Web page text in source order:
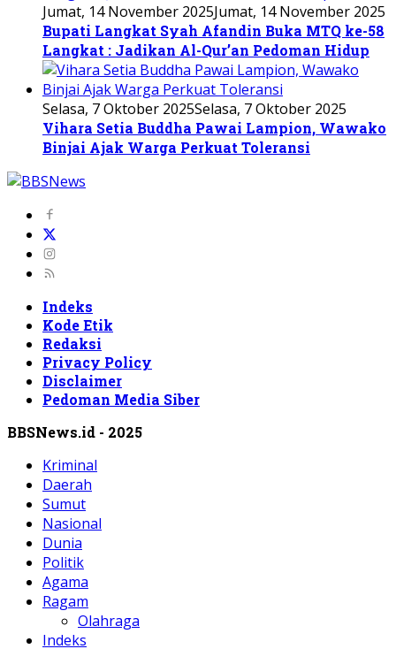
Jumat, 14 November 2025Jumat, 14 November 2025
Bupati Langkat Syah Afandin Buka MTQ ke-58
Langkat : Jadikan Al-Qur’an Pedoman Hidup
Selasa, 7 Oktober 2025Selasa, 7 Oktober 2025
Vihara Setia Buddha Pawai Lampion, Wawako
Binjai Ajak Warga Perkuat Toleransi
Indeks
Kode Etik
Redaksi
Privacy Policy
Disclaimer
Pedoman Media Siber
BBSNews.id - 2025
Kriminal
Daerah
Sumut
Nasional
Dunia
Politik
Agama
Ragam
Olahraga
Indeks